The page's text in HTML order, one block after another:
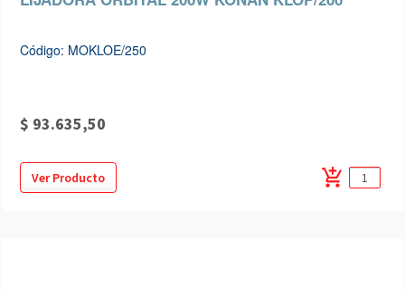
Código: MOKLOE/250
$ 93.635,50
Ver Producto add_shopping_cart